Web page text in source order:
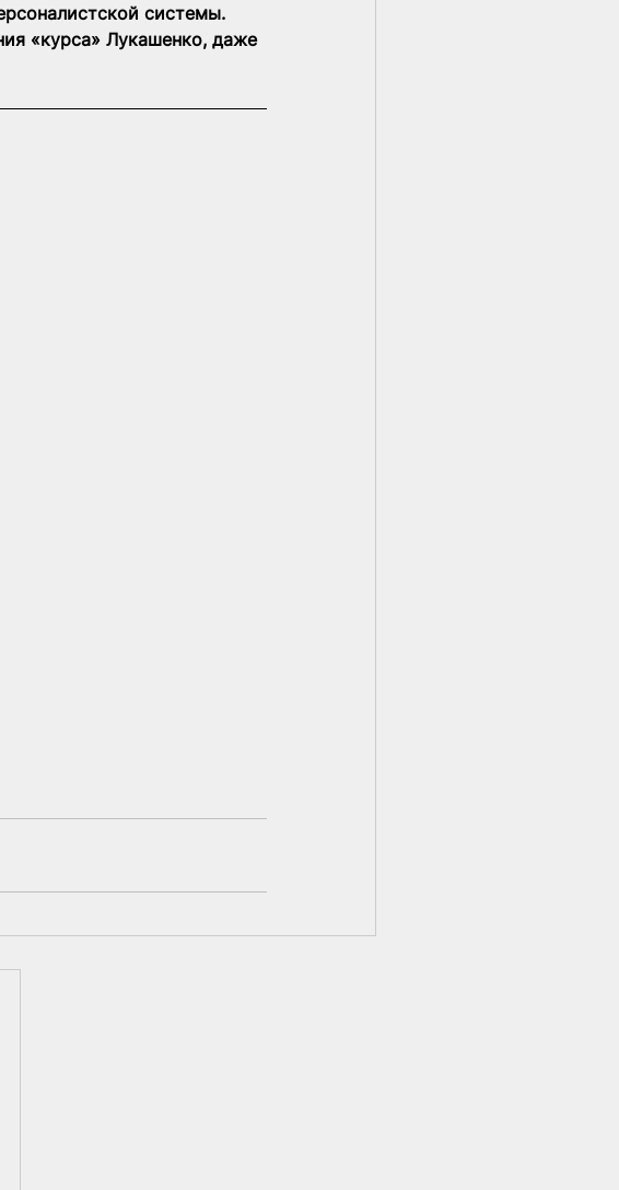
системы.
«курса» Лукашенко, даже